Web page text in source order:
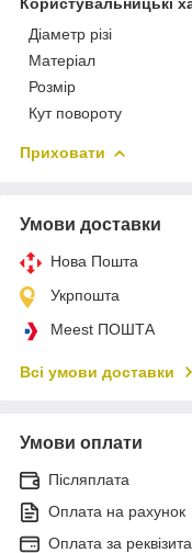
Діаметр різі
Матеріал
Розмір
Кут повороту
Приховати
Умови доставки
Нова Пошта
Укрпошта
Meest ПОШТА
Всі умови доставки
Умови оплати
Післяплата
Оплата на рахунок
Оплата за